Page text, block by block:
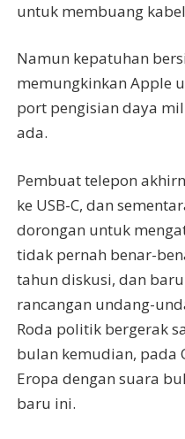
untuk membuang
Namun kepatuhan
memungkinkan Apple
port pengisian daya
ada.
Pembuat telepon
ke USB-C, dan
dorongan untuk
tidak pernah benar-
tahun diskusi, dan
rancangan undang-
Roda politik bergerak
bulan kemudian, pada
Eropa dengan suara
baru ini.